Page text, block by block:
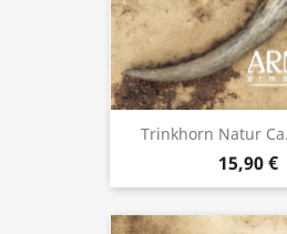
Trinkhorn Natur
15,90 €